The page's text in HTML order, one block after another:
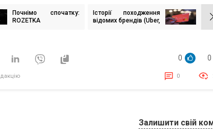
Почнімо спочатку:
ROZETKA
Історії походження
відомих брендів (Uber,
0 0
0
Залишити свій